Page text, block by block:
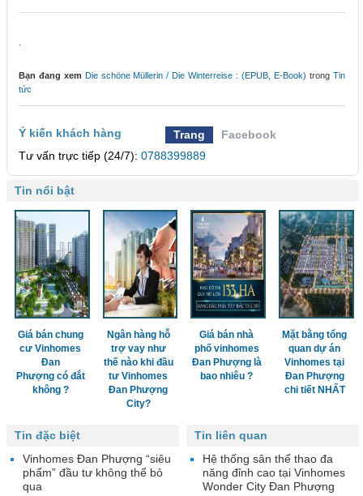
Bạn đang xem Die schöne Müllerin / Die Winterreise : (EPUB, E-Book) trong Tin
tức
Ý kiến khách hàng Trang
Facebook
Tư vấn trực tiếp (24/7): 0788399889
Tin nổi bật
Giá bán chung
cư Vinhomes
Đan
Phượng có đắt
không ?
Ngân hàng hỗ
trợ vay như
thế nào khi đầu
tư Vinhomes
Đan Phượng
City?
Giá bán nhà
phố vinhomes
Đan Phượng là
bao nhiêu ?
Mặt bằng tổng
quan dự án
Vinhomes tại
Đan Phượng
chi tiết NHẤT
Tin liên quan
Hệ thống sân thể thao đa
năng đỉnh cao tại Vinhomes
Wonder City Đan Phượng
Tin đặc biệt
Vinhomes Đan Phượng “siêu
phẩm” đầu tư không thể bỏ
qua